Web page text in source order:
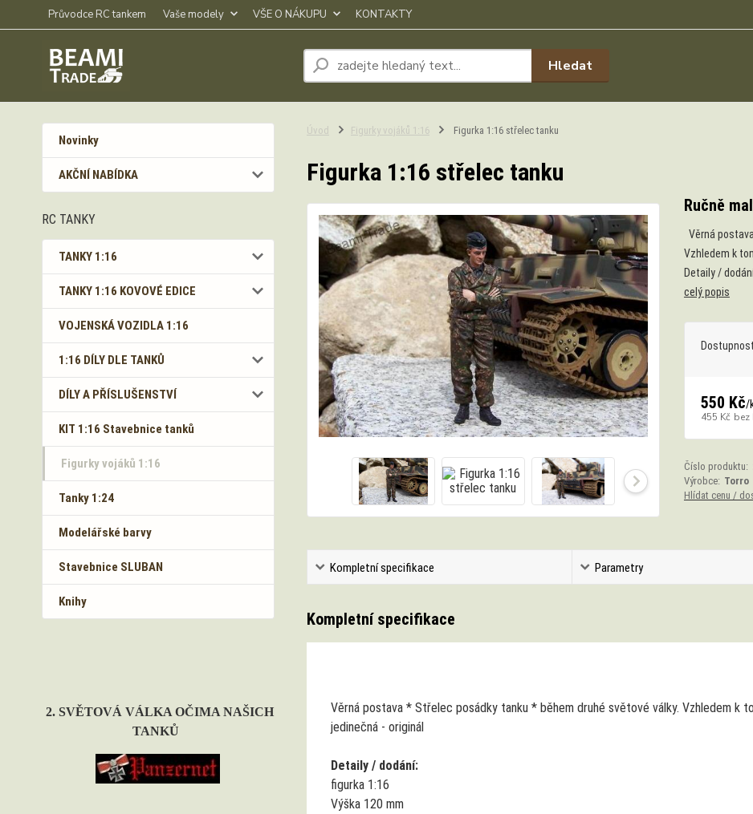
Průvodce RC tankem Vaše modely VŠE O NÁKUPU KONTAKTY
Hledat
Novinky
AKČNÍ NABÍDKA
RC TANKY
TANKY 1:16
TANKY 1:16 KOVOVÉ EDICE
VOJENSKÁ VOZIDLA 1:16
1:16 DÍLY DLE TANKŮ
DÍLY A PŘÍSLUŠENSTVÍ
KIT 1:16 Stavebnice tanků
Figurky vojáků 1:16
Tanky 1:24
Modelářské barvy
Stavebnice SLUBAN
Knihy
2. SVĚTOVÁ VÁLKA OČIMA NAŠICH
TANKŮ
Úvod Figurky vojáků 1:16 Figurka 1:16 střelec tanku
Figurka 1:16 střelec tanku
Ručně
Věrná
Vzhledem k
Detaily /
celý popis
Dostupnost
550 Kč/
455 Kč bez
Číslo produktu:
Výrobce: Torro
Hlídat cenu /
Kompletní specifikace Parametry
Kompletní specifikace
Věrná postava * Střelec posádky tanku * během druhé světové války. Vzhledem k
jedinečná - originál
Detaily / dodání:
figurka 1:16
Výška 120 mm